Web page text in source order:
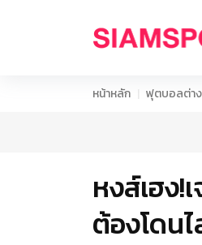
หน้าหลัก ฟุตบอลต่าง
หงส์เฮง!
ต้องโดน